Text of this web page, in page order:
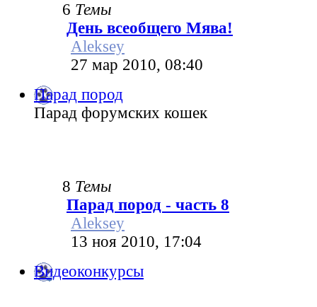
6 Темы
День всеобщего Мява!
Aleksey
27 мар 2010, 08:40
Парад пород
Парад форумских кошек
8 Темы
Парад пород - часть 8
Aleksey
13 ноя 2010, 17:04
Видеоконкурсы